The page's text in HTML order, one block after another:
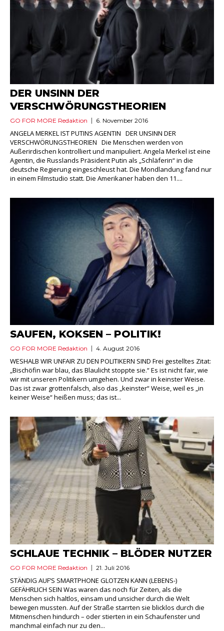
DER UNSINN DER
VERSCHWÖRUNGSTHEORIEN
GO FOR MORE Redaktion 6. November 2016
ANGELA MERKEL IST PUTINS AGENTIN DER UNSINN DER
VERSCHWÖRUNGSTHEORIEN Die Menschen werden von
Außerirdischen kontrolliert und manipuliert. Angela Merkel ist eine
Agentin, die Russlands Präsident Putin als „Schläferin“ in die
deutsche Regierung eingeschleust hat. Die Mondlandung fand nur
in einem Filmstudio statt. Die Amerikaner haben den 11....
SAUFEN, KOKSEN – POLITIK!
GO FOR MORE Redaktion 4. August 2016
WESHALB WIR UNFAIR ZU DEN POLITIKERN SIND Frei gestelltes Zitat:
„Bischöfin war blau, das Blaulicht stoppte sie.“ Es ist nicht fair, wie
wir mit unseren Politikern umgehen. Und zwar in keinster Weise.
Das ist zwar grottenfalsch, also das „keinster“ Weise, weil es „in
keiner Weise“ heißen muss; das ist...
SCHLAUE TECHNIK – BLÖDER NUTZER
GO FOR MORE Redaktion 21. Juli 2016
STÄNDIG AUF’S SMARTPHONE GLOTZEN KANN (LEBENS-)
GEFÄHRLICH SEIN Was waren das noch für Zeiten, als die
Menschen sich haltlos, einsam und unsicher durch die Welt
bewegen mussten. Auf der Straße starrten sie blicklos durch die
Mitmenschen hindurch – oder stierten in ein Schaufenster und
manchmal einfach nur zu den...